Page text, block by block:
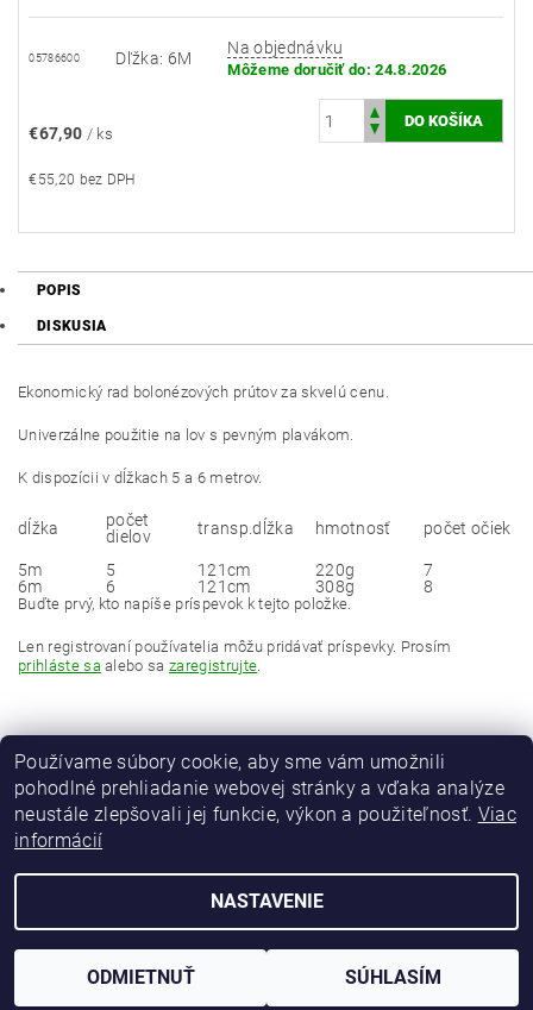
05786600 Dľžka: 6M
Na objednávku
Môžeme doručiť do: 24.8.2026
€67,90 / ks
€55,20 bez DPH
POPIS
DISKUSIA
Ekonomický rad bolonézových prútov za skvelú cenu.
Univerzálne použitie na lov s pevným plavákom.
K dispozícii v dĺžkach 5 a 6 metrov.
dĺžka
počet
dielov
transp.dĺžka hmotnosť počet očiek
5m 5 121cm 220g
7
6m
6 121cm 308g 8
Buďte prvý, kto napíše príspevok k tejto položke.
Len registrovaní používatelia môžu pridávať príspevky. Prosím
prihláste sa alebo sazaregistrujte.
2026 © maver-fishing.sk, všetky práva vyhradené
Používame súbory cookie, aby sme vám umožnili
pohodlné prehliadanie webovej stránky a vďaka analýze
neustále zlepšovali jej funkcie, výkon a použiteľnosť. Viac
informácií
NASTAVENIE
ODMIETNUŤ SÚHLASÍM